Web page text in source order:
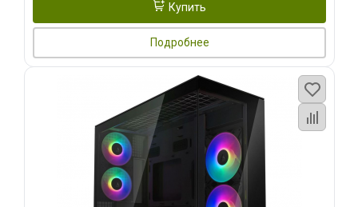
Купить
Подробнее